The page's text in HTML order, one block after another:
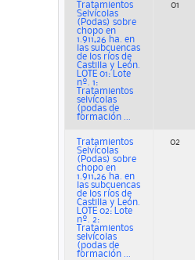
Tratamientos
Selvícolas
(Podas) sobre
chopo en
1.911,26 ha. en
las subcuencas
de los ríos de
Castilla y León.
LOTE 01: Lote
nº. 1:
Tratamientos
selvícolas
(podas de
formación ...
01
Tratamientos
Selvícolas
(Podas) sobre
chopo en
1.911,26 ha. en
las subcuencas
de los ríos de
Castilla y León.
LOTE 02: Lote
nº. 2:
Tratamientos
selvícolas
(podas de
formación ...
02